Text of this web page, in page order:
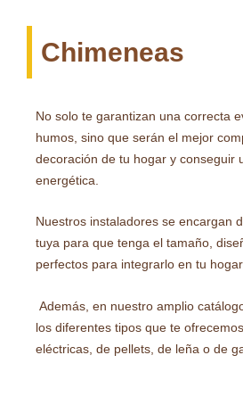
Chimeneas
No solo te garantizan una correcta
humos, sino que serán el mejor
decoración de tu hogar y conseguir
energética.
Nuestros instaladores se encargan
tuya para que tenga el tamaño,
perfectos para integrarlo en tu
Además, en nuestro amplio
los diferentes tipos que te
eléctricas, de pellets, de leña o de